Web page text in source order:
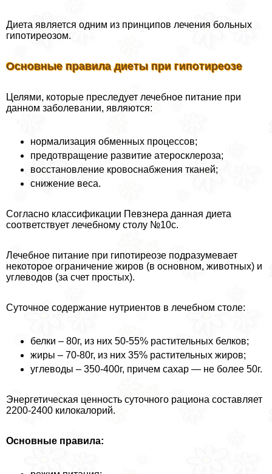
Диета является одним из принципов лечения больных
гипотиреозом.
Основные правила диеты при гипотиреозе
Целями, которые преследует лечебное питание при
данном заболевании, являются:
нормализация обменных процессов;
предотвращение развитие атеросклероза;
восстановление кровоснабжения тканей;
снижение веса.
Согласно классификации Певзнера данная диета
соответствует лечебному столу №10с.
Лечебное питание при гипотиреозе подразумевает
некоторое ограничение жиров (в основном, животных) и
углеводов (за счет простых).
Суточное содержание нутриентов в лечебном столе:
белки – 80г, из них 50-55% растительных белков;
жиры – 70-80г, из них 35% растительных жиров;
углеводы – 350-400г, причем сахар — не более 50г.
Энергетическая ценность суточного рациона составляет
2200-2400 килокалорий.
Основные правила: